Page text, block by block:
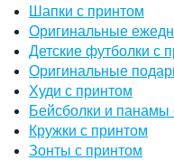
Шапки с принтом
Оригинальные
Детские футболки с
Оригинальные
Худи с принтом
Бейсболки и панамы
Кружки с принтом
Зонты с принтом